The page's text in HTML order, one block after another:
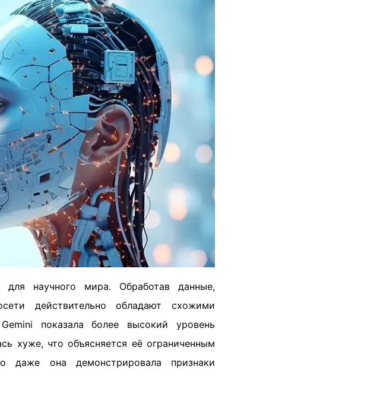
научного мира. Обработав данные,
действительно обладают схожими
показала более высокий уровень
хуже, что объясняется её ограниченным
даже она демонстрировала признаки